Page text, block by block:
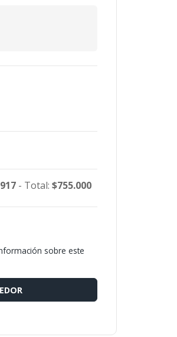
- Total: $755.000
sobre este